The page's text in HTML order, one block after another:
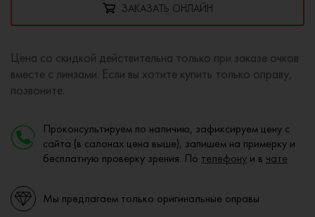
ЗАКАЗАТЬ ОНЛАЙН
Цена со скидкой действительна только при заказе очков
вместе с линзами. Если вы хотите купить только оправу,
позвоните.
Проконсультируем по наличию, зафиксируем цену с
сайта (в салонах цена выше), запишем на примерку и
бесплатную проверку зрения. По телефону и в чате
Мы предлагаем только оригинальные оправы